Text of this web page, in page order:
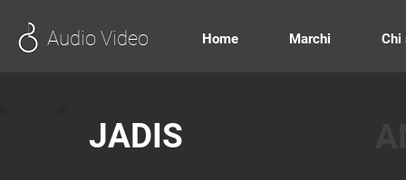
Audio Video Home Marchi Chi
JADIS